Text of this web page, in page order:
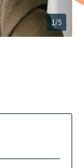
1/5